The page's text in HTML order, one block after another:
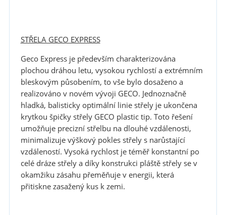
STŘELA GECO EXPRESS
Geco Express je především charakterizována
plochou dráhou letu, vysokou rychlostí a extrémním
bleskovým působením, to vše bylo dosaženo a
realizováno v novém vývoji GECO. Jednoznačně
hladká, balisticky optimální linie střely je ukončena
krytkou špičky střely GECO plastic tip. Toto řešení
umožňuje precizní střelbu na dlouhé vzdálenosti,
minimalizuje výškový pokles střely s narůstající
vzdáleností. Vysoká rychlost je téměř konstantní po
celé dráze střely a díky konstrukci pláště střely se v
okamžiku zásahu přeměňuje v energii, která
přitiskne zasažený kus k zemi.